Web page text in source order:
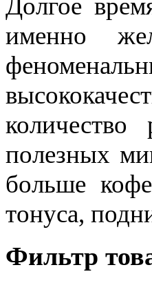
именно
полезных
больше
тонуса,
Фильтр